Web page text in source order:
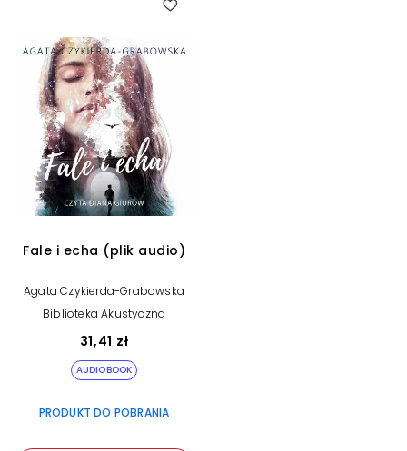
Fale i echa (plik audio)
Agata Czykierda-Grabowska
Biblioteka Akustyczna
31,41 zł
AUDIOBOOK
PRODUKT DO POBRANIA